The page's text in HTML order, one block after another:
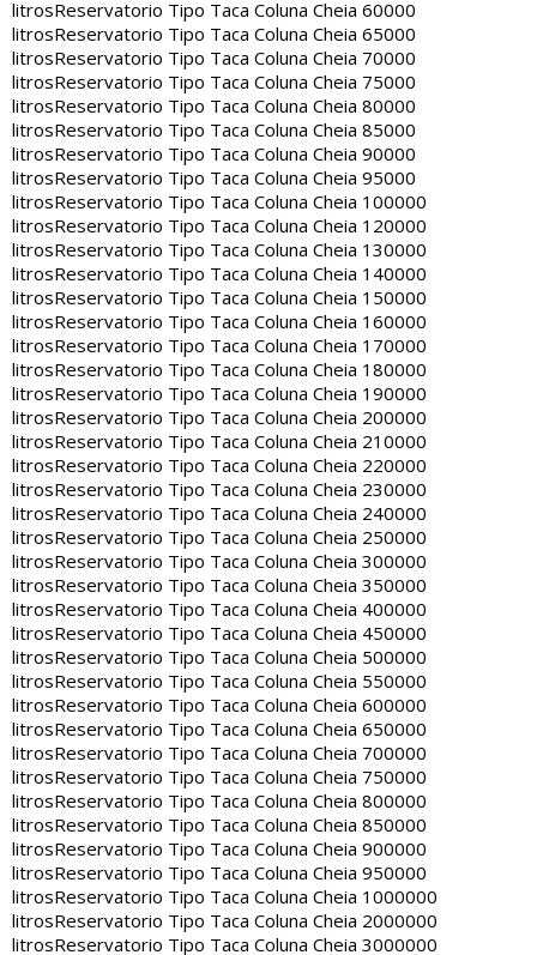
litrosReservatorio Tipo Taca Coluna Cheia 60000
litrosReservatorio Tipo Taca Coluna Cheia 65000
litrosReservatorio Tipo Taca Coluna Cheia 70000
litrosReservatorio Tipo Taca Coluna Cheia 75000
litrosReservatorio Tipo Taca Coluna Cheia 80000
litrosReservatorio Tipo Taca Coluna Cheia 85000
litrosReservatorio Tipo Taca Coluna Cheia 90000
litrosReservatorio Tipo Taca Coluna Cheia 95000
litrosReservatorio Tipo Taca Coluna Cheia 100000
litrosReservatorio Tipo Taca Coluna Cheia 120000
litrosReservatorio Tipo Taca Coluna Cheia 130000
litrosReservatorio Tipo Taca Coluna Cheia 140000
litrosReservatorio Tipo Taca Coluna Cheia 150000
litrosReservatorio Tipo Taca Coluna Cheia 160000
litrosReservatorio Tipo Taca Coluna Cheia 170000
litrosReservatorio Tipo Taca Coluna Cheia 180000
litrosReservatorio Tipo Taca Coluna Cheia 190000
litrosReservatorio Tipo Taca Coluna Cheia 200000
litrosReservatorio Tipo Taca Coluna Cheia 210000
litrosReservatorio Tipo Taca Coluna Cheia 220000
litrosReservatorio Tipo Taca Coluna Cheia 230000
litrosReservatorio Tipo Taca Coluna Cheia 240000
litrosReservatorio Tipo Taca Coluna Cheia 250000
litrosReservatorio Tipo Taca Coluna Cheia 300000
litrosReservatorio Tipo Taca Coluna Cheia 350000
litrosReservatorio Tipo Taca Coluna Cheia 400000
litrosReservatorio Tipo Taca Coluna Cheia 450000
litrosReservatorio Tipo Taca Coluna Cheia 500000
litrosReservatorio Tipo Taca Coluna Cheia 550000
litrosReservatorio Tipo Taca Coluna Cheia 600000
litrosReservatorio Tipo Taca Coluna Cheia 650000
litrosReservatorio Tipo Taca Coluna Cheia 700000
litrosReservatorio Tipo Taca Coluna Cheia 750000
litrosReservatorio Tipo Taca Coluna Cheia 800000
litrosReservatorio Tipo Taca Coluna Cheia 850000
litrosReservatorio Tipo Taca Coluna Cheia 900000
litrosReservatorio Tipo Taca Coluna Cheia 950000
litrosReservatorio Tipo Taca Coluna Cheia 1000000
litrosReservatorio Tipo Taca Coluna Cheia 2000000
litrosReservatorio Tipo Taca Coluna Cheia 3000000